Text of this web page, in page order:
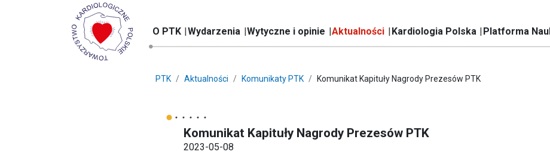
O PTK Wydarzenia Wytyczne i opinie Aktualności Kardiologia Polska Platforma
PTK Aktualności Komunikaty PTK Komunikat Kapituły Nagrody Prezesów PTK
Komunikat Kapituły Nagrody Prezesów PTK
2023-05-08